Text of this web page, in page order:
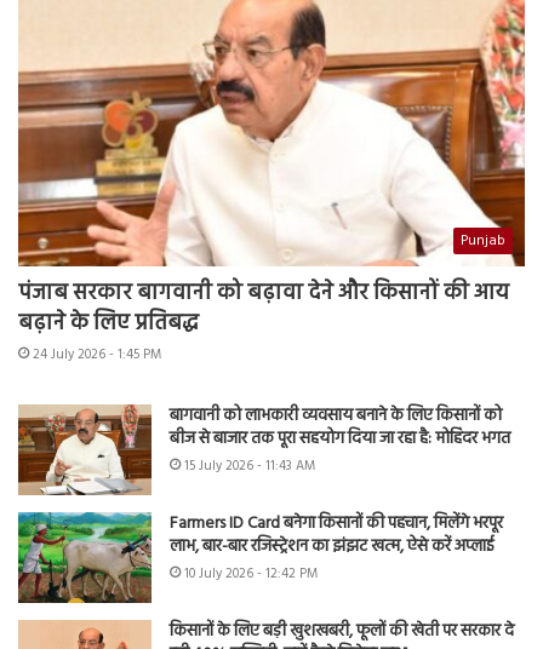
Punjab
पंजाब सरकार बागवानी को बढ़ावा देने और किसानों की आय
बढ़ाने के लिए प्रतिबद्ध
24 July 2026 - 1:45 PM
बागवानी को लाभकारी व्यवसाय बनाने के लिए किसानों को
बीज से बाजार तक पूरा सहयोग दिया जा रहा है: मोहिंदर भगत
15 July 2026 - 11:43 AM
Farmers ID Card बनेगा किसानों की पहचान, मिलेंगे भरपूर
लाभ, बार-बार रजिस्ट्रेशन का झंझट खत्म, ऐसे करें अप्लाई
10 July 2026 - 12:42 PM
किसानों के लिए बड़ी खुशखबरी, फूलों की खेती पर सरकार दे